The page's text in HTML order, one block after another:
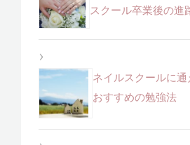
スクール卒業後の進
ネイルスクールに
おすすめの勉強法